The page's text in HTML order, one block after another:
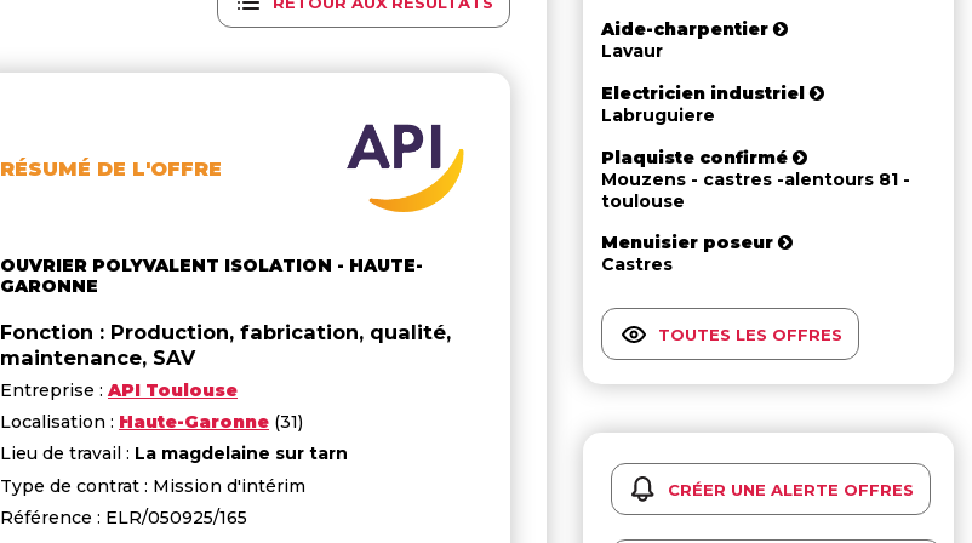
RÉSUMÉ DE L'OFFRE
OUVRIER POLYVALENT ISOLATION - HAUTE-
GARONNE
Fonction : Production, fabrication, qualité,
maintenance, SAV
Entreprise : API Toulouse
Localisation : Haute-Garonne (31)
Lieu de travail : La magdelaine sur tarn
Type de contrat : Mission d'intérim
Référence : ELR/050925/165
Aide-charpentier
Lavaur
Electricien industriel
Labruguiere
Plaquiste confirmé
Mouzens - castres -alentours 81 -
toulouse
Menuisier poseur
Castres
TOUTES LES OFFRES
CRÉER UNE ALERTE OFFRES